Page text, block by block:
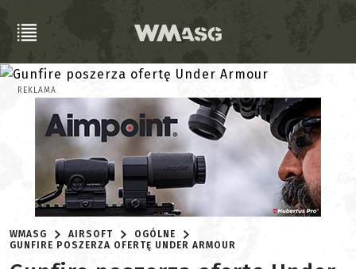
REKLAMA
WMASG AIRSOFT
OGÓLNE
GUNFIRE POSZERZA OFERTĘ UNDER ARMOUR